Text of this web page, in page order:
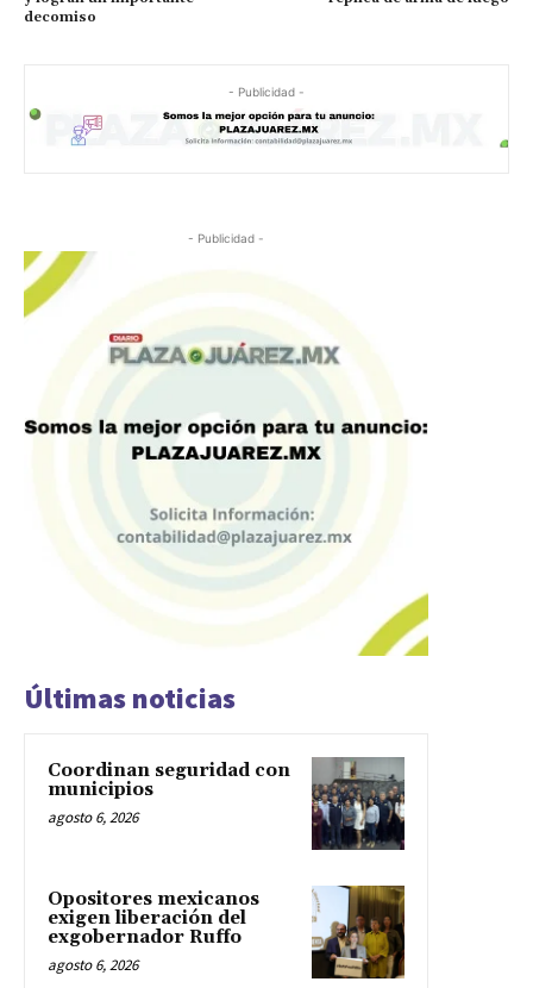
decomiso
- Publicidad -
- Publicidad -
Últimas noticias
Coordinan seguridad con
municipios
agosto 6, 2026
Opositores mexicanos
exigen liberación del
exgobernador Ruffo
agosto 6, 2026